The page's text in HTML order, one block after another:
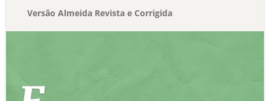
Versão Almeida Revista e Corrigida